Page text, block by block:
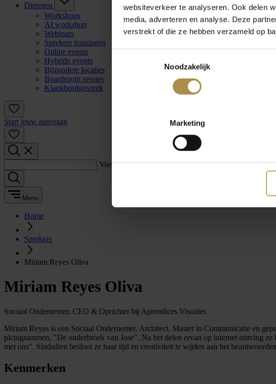
websiteverkeer te analyseren. Ook delen
media, adverteren en analyse. Deze
verstrekt of die ze hebben verzameld op
Noodzakelijk
Marketing
Diensten
Workshops
AI workshop
Webinars
Sprekers trainingen
Online events
Hybride events
Bijzondere locaties
Boardroom sessies
Klankbordgesprek
Start jouw aanvraag
Voer een zoekterm in:
Menu
Home
Sprekers
Miriam Reyes Oliva
Miriam Reyes Oliva
Sociaal Ondernemer. CEO & Oprichter bij Aprendices Visuales
Miriam Reyes is een Sociaal Ondernemer, Architect, Master in Communicatie en
pictogrammen, "De onderbroek van Jose". Na het delen ervan op internet ontving
met ons". Sindsdien besloot ze haar tijd en creativiteit te wijden aan het
Kenmerken